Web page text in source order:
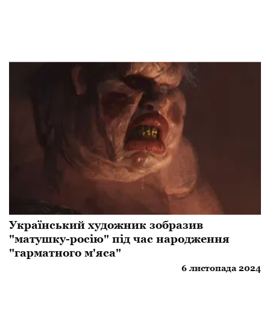
Український художник зобразив
"матушку-росію" під час народження
"гарматного м'яса"
6 листопада 2024